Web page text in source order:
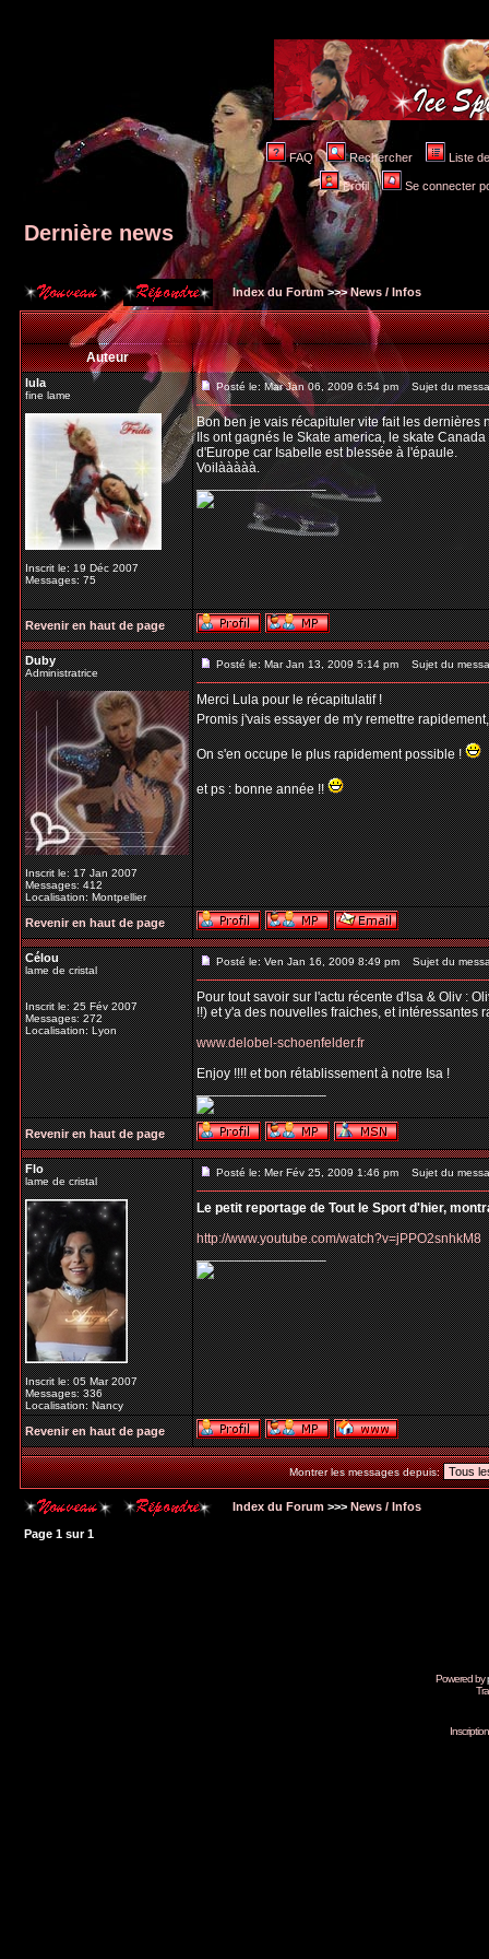
FAQ Rechercher Liste
Profil Se connecter
Dernière news
Index du Forum>>>News / Infos
Auteur
lula
fine lame
Inscrit le: 19 Déc 2007
Messages: 75
Posté le: Mar Jan 06, 2009 6:54 pm Sujet du
Bon ben je vais récapituler vite fait les dernières
Ils ont gagnés le Skate america, le skate
d'Europe car Isabelle est blessée à l'épaule.
Voilààààà.
_________________
Revenir en haut de page
Duby
Administratrice
Inscrit le: 17 Jan 2007
Messages: 412
Localisation: Montpellier
Posté le: Mar Jan 13, 2009 5:14 pm Sujet du
Merci Lula pour le récapitulatif !
Promis j'vais essayer de m'y remettre
On s'en occupe le plus rapidement possible !
et ps : bonne année !!
Revenir en haut de page
Célou
lame de cristal
Inscrit le: 25 Fév 2007
Messages: 272
Localisation: Lyon
Posté le: Ven Jan 16, 2009 8:49 pm Sujet du
Pour tout savoir sur l'actu récente d'Isa & Oliv :
!!) et y'a des nouvelles fraiches, et intéressantes
www.delobel-schoenfelder.fr
Enjoy !!!! et bon rétablissement à notre Isa !
_________________
Revenir en haut de page
Flo
lame de cristal
Inscrit le: 05 Mar 2007
Messages: 336
Localisation: Nancy
Posté le: Mer Fév 25, 2009 1:46 pm Sujet du
Le petit reportage de Tout le Sport d'hier,
http://www.youtube.com/watch?v=jPPO2snhkM8
_________________
Revenir en haut de page
Montrer les messages depuis:
Index du Forum >>> News / Infos
Page 1 sur1
Powered by